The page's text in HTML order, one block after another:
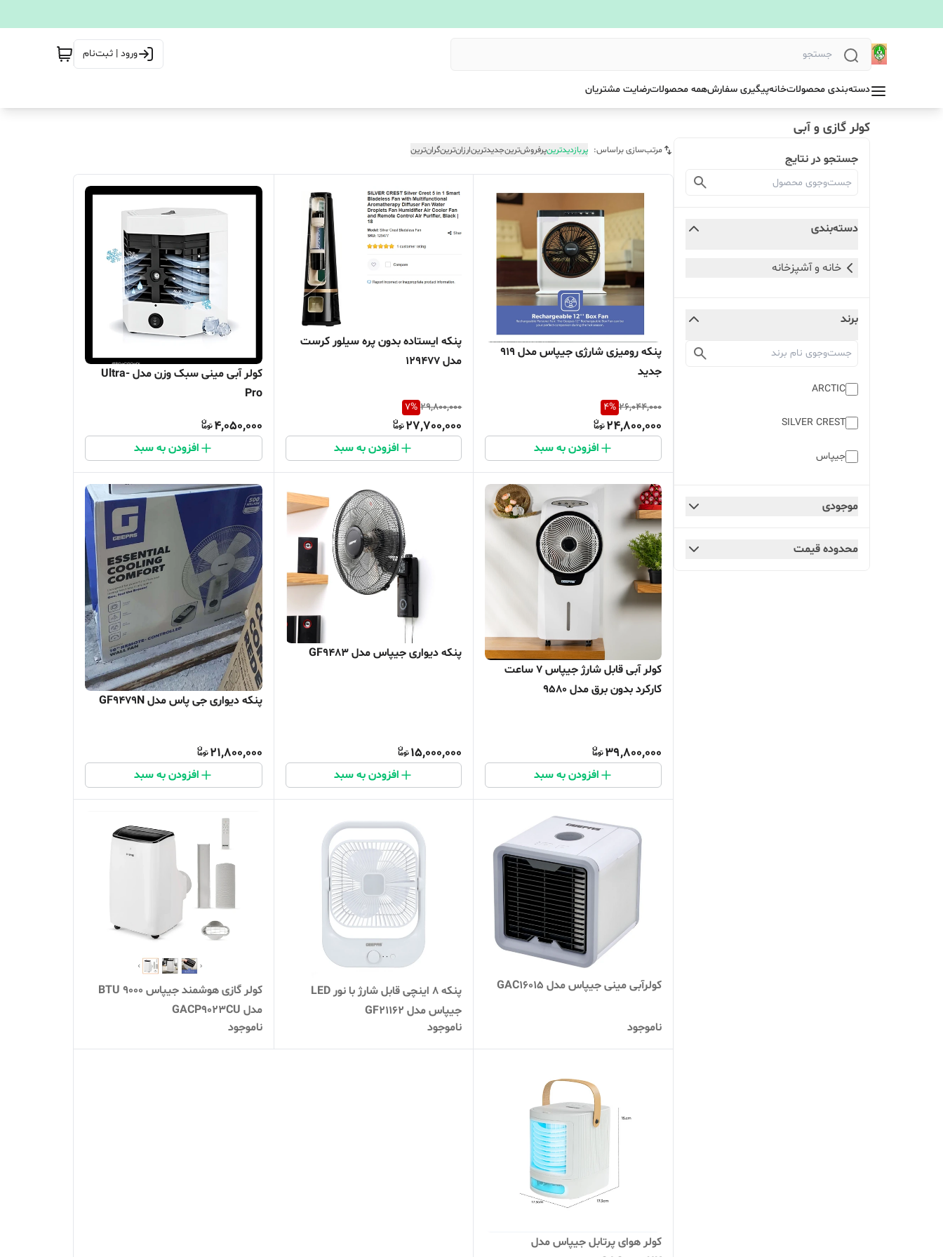
ورود | ثبت‌نام
دسته‌بندی محصولاتخانهپیگیری سفارشهمه محصولاترضایت مشتریان
کولر گازی و آبی
جستجو در نتایج
دسته‌بندی
خانه و آشپزخانه
برند
ARCTIC
SILVER CREST
جیپاس
موجودی
محدوده قیمت
مرتب‌سازی براساس: پربازدیدترینپرفروش‌ترینجدیدترینارزان‌ترینگران‌ترین
پنکه رومیزی شارژی جیپاس مدل 919
جدید
26,044,000
4%
24,800,000
افزودن به سبد
پنکه ایستاده بدون پره سیلور کرست
مدل 129477
29,800,000
7%
27,700,000
افزودن به سبد
کولر آبی مینی سبک وزن مدل Ultra-
Pro
4,050,000
افزودن به سبد
کولر آبی قابل شارژ جیپاس ۷ ساعت
کارکرد بدون برق مدل 9580
39,800,000
افزودن به سبد
پنکه دیواری جیپاس مدل GF9483
15,000,000
افزودن به سبد
پنکه دیواری جی پاس مدل GF9479N
21,800,000
افزودن به سبد
کولرآبی مینی جیپاس مدل GAC16015
ناموجود
پنکه 8 اینچی قابل شارژ با نور LED
جیپاس مدل GF21162
ناموجود
کولر گازی هوشمند جیپاس ۹۰۰۰ BTU
مدل GACP9023CU
ناموجود
کولر هوای پرتابل جیپاس مدل